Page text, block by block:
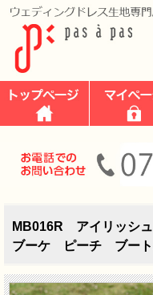
MB016R アイリッシュ
ブーケ ピーチ ブー